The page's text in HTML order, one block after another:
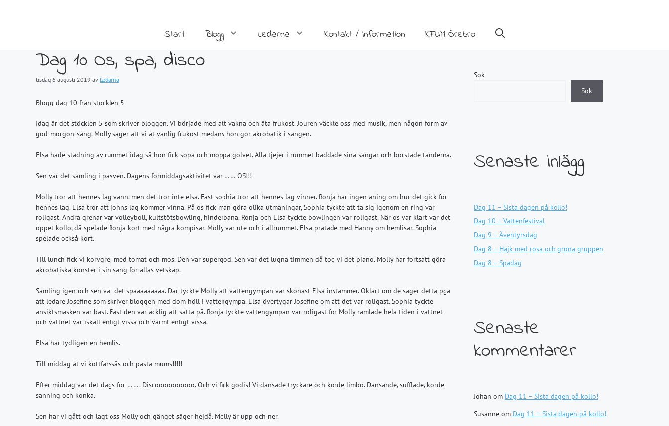
Start Blogg Ledarna Kontakt / Information KFUM Örebro
Dag 10 Os, spa, disco
tisdag 6 augusti 2019 av Ledarna
Blogg dag 10 från stöcklen 5
Idag är det stöcklen 5 som skriver bloggen. Vi började med att vakna och äta frukost. Jouren väckte oss med musik, men någon form av
god-morgon-sång. Molly säger att vi åt vanlig frukost medans hon gör akrobatik i sängen.
Elsa hade städning av rummet idag så hon fick sopa och moppa golvet. Alla tjejer i rummet bäddade sina sängar och borstade tänderna.
Sen var det samling i pavven. Dagens förmiddagsaktivitet var …… OS!!!
Molly tror att hennes lag vann. men det tror inte elsa. Fast sophia tror att hennes lag vinner. Ronja har ingen aning om hur det gick för
hennes lag. Elsa tror att johns lag kommer vinna. På os fick man göra olika utmaningar, Sophia tyckte att ta sig igenom en ring var
roligast. Andra grenar var volleyboll, kultstötsbowling, hinderbana. Ronja och Elsa tyckte bowlingen var roligast. När os var klart var det
öppet kollo, då spelade Ronja kort med några kompisar. Molly var ute och i allrummet. Elsa pratade med Hanny om hemlisar. Sophia
spelade också kort.
Till lunch fick vi korvgrej med tomat och mos. Den var supergod. Sen var det lugna timmen då tog vi det piano. Molly har fortsatt göra
akrobatiska konster i sin säng för allas vetskap.
Samling igen och sen var det spaaaaaaaaa. Där tyckte Molly att vattengympan var skönast Elsa instämmer. Oklart om de säger detta pga
att ledare Josefine som skriver bloggen med dom höll i vattengympa. Elsa övertygar Josefine om att det var roligast. Sophia tyckte
ansiktsmasken var bäst. Fast den var äcklig att sätta på. Ronja tyckte vattengympan var roligast för Molly ramlade hela tiden i vattnet
och vattnet var iskall enligt vissa och varmt enligt vissa.
Elsa har tydligen en hemlis.
Till middag åt vi köttfärssås och pasta mums!!!!!
Efter middag var det dags för ……. Discoooooooooo. Och vi fick godis! Vi dansade tryckare och körde limbo. Dansande, sufflade, körde
sanning och konka.
Sen har vi gått och lagt oss Molly och gänget säger hejdå. Molly är upp och ner.
Sök
Sök
Senaste inlägg
Dag 11 – Sista dagen på kollo!
Dag 10 – Vattenfestival
Dag 9 – Äventyrsdag
Dag 8 – Hajk med rosa och gröna gruppen
Dag 8 – Spadag
Senaste
kommentarer
Johan om Dag 11 – Sista dagen på kollo!
Susanne om Dag 11 – Sista dagen på kollo!